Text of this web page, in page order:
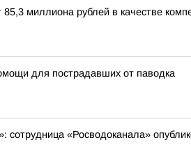
миллиона рублей в качестве
для пострадавших от паводка
сотрудница «Росводоканала»